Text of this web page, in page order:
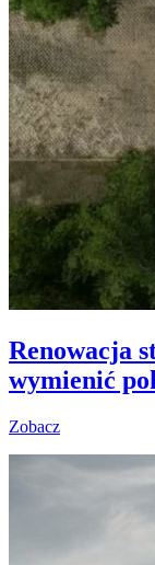
Renowacja
wymienić
Zobacz